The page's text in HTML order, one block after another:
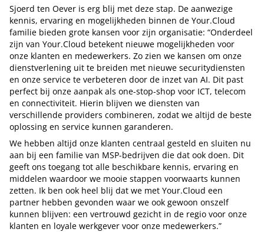
Sjoerd ten Oever is erg blij met deze stap. De aanwezige
kennis, ervaring en mogelijkheden binnen de Your.Cloud
familie bieden grote kansen voor zijn organisatie: “Onderdeel
zijn van Your.Cloud betekent nieuwe mogelijkheden voor
onze klanten en medewerkers. Zo zien we kansen om onze
dienstverlening uit te breiden met nieuwe securitydiensten
en onze service te verbeteren door de inzet van AI. Dit past
perfect bij onze aanpak als one-stop-shop voor ICT, telecom
en connectiviteit. Hierin blijven we diensten van
verschillende providers combineren, zodat we altijd de beste
oplossing en service kunnen garanderen.
We hebben altijd onze klanten centraal gesteld en sluiten nu
aan bij een familie van MSP-bedrijven die dat ook doen. Dit
geeft ons toegang tot alle beschikbare kennis, ervaring en
middelen waardoor we mooie stappen voorwaarts kunnen
zetten. Ik ben ook heel blij dat we met Your.Cloud een
partner hebben gevonden waar we ook gewoon onszelf
kunnen blijven: een vertrouwd gezicht in de regio voor onze
klanten en loyale werkgever voor onze medewerkers.”